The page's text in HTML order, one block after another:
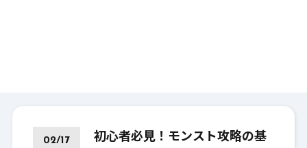
02/17
初心者必見！モンスト攻略の基